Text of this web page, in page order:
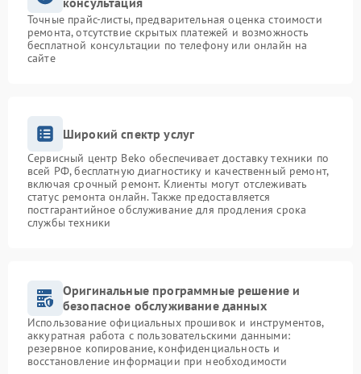
Точные прайс-листы, предварительная оценка стоимости
ремонта, отсутствие скрытых платежей и возможность
бесплатной консультации по телефону или онлайн на
сайте
Широкий спектр услуг
Сервисный центр Beko обеспечивает доставку техники по
всей РФ, бесплатную диагностику и качественный ремонт,
включая срочный ремонт. Клиенты могут отслеживать
статус ремонта онлайн. Также предоставляется
постгарантийное обслуживание для продления срока
службы техники
Оригинальные программные решение и
безопасное обслуживание данных
Использование официальных прошивок и инструментов,
аккуратная работа с пользовательскими данными:
резервное копирование, конфиденциальность и
восстановление информации при необходимости